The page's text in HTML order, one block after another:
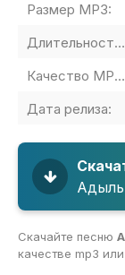
Размер MP3:
Длительность MP3:
Качество MP3:
Дата релиза:
Скачайте песню
качестве mp3